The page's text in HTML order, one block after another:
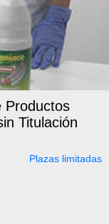
Productos
Titulación
Plazas limitadas